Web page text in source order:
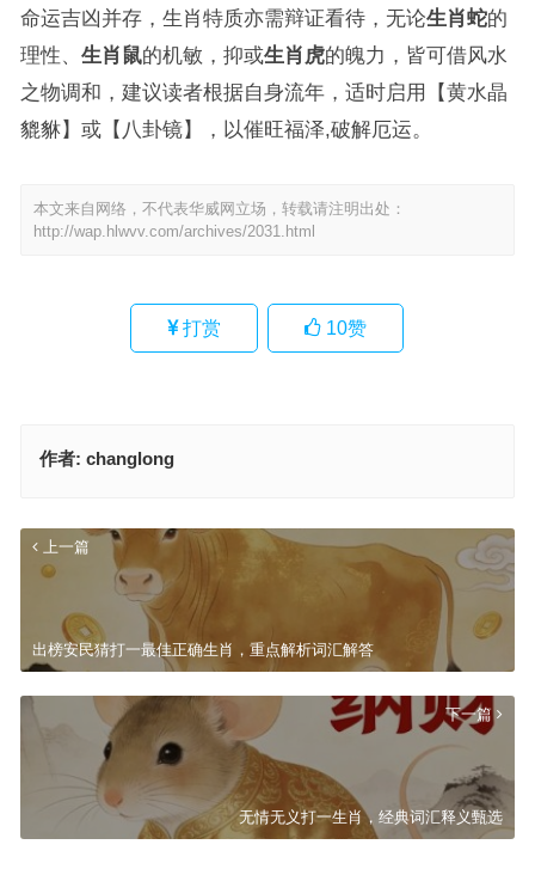
命运吉凶并存，生肖特质亦需辩证看待，无论生肖蛇的
理性、 生肖鼠的机敏，抑或生肖虎的魄力，皆可借风水
之物调和，建议读者根据自身流年，适时启用【黄水晶
貔貅】或【八卦镜】，以催旺福泽,破解厄运。
本文来自网络，不代表华威网立场，转载请注明出处：
http://wap.hlwvv.com/archives/2031.html
打赏 10赞
作者: changlong
上一篇
出榜安民猜打一最佳正确生肖，重点解析词汇解答
下一篇
无情无义打一生肖，经典词汇释义甄选